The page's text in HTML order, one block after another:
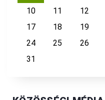
10
11 12
17
18 19
24
25 26
31